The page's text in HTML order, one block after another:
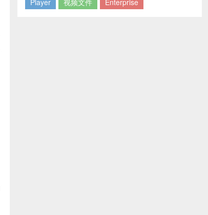
Player 视频文件 Enterprise